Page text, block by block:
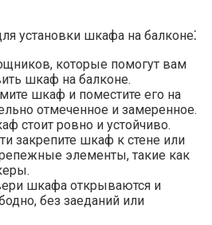
установки шкафа на балконе⁚
которые помогут вам
шкаф на балконе.​
шкаф и поместите его на
отмеченное и замеренное.​
стоит ровно и устойчиво.​
закрепите шкаф к стене или
элементы, такие как
шкафа открываются и
без заеданий или